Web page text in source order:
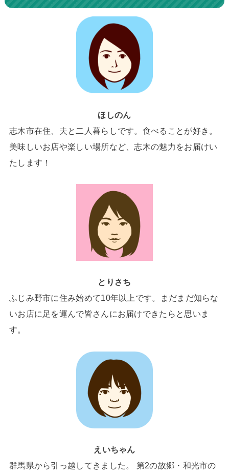
ほしのん
志木市在住、夫と二人暮らしです。食べることが好き。
美味しいお店や楽しい場所など、志木の魅力をお届けい
たします！
とりさち
ふじみ野市に住み始めて10年以上です。まだまだ知らな
いお店に足を運んで皆さんにお届けできたらと思いま
す。
えいちゃん
群馬県から引っ越してきました。 第2の故郷・和光市の